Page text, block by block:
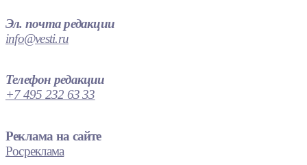
Эл. почта редакции
info@vesti.ru
Телефон редакции
+7 495 232 63 33
Реклама на сайте
Росреклама